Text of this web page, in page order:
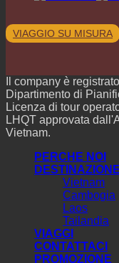
VIAGGIO SU MISURA
Il company è
Dipartimento di
Licenza di tour
LHQT approvata
Vietnam.
PERCHE NOI
DESTINAZIONE
Vietnam
Cambogia
Laos
Tailandia
VIAGGI
CONTATTACI
PROMOZIONE